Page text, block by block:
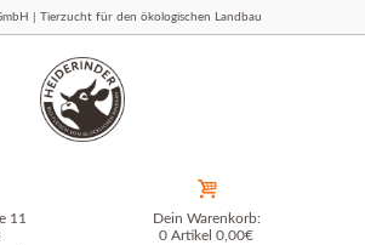
| Tierzucht für den ökologischen Landbau
Dein Warenkorb:
0 Artikel 0,00€
11